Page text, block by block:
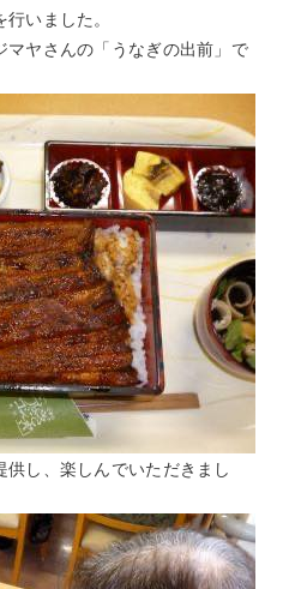
いました。
ヤさんの「うなぎの出前」で
し、楽しんでいただきまし